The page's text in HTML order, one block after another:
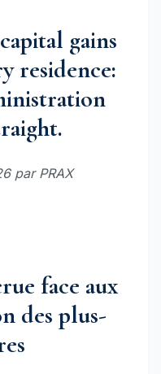
gains
residence:
par PRAX
face aux
des plus-